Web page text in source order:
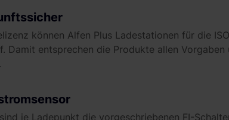
können Alfen Plus Ladestationen für die
Damit entsprechen die Produkte allen Vorgaben
je Ladepunkt die vorgeschriebenen FI-